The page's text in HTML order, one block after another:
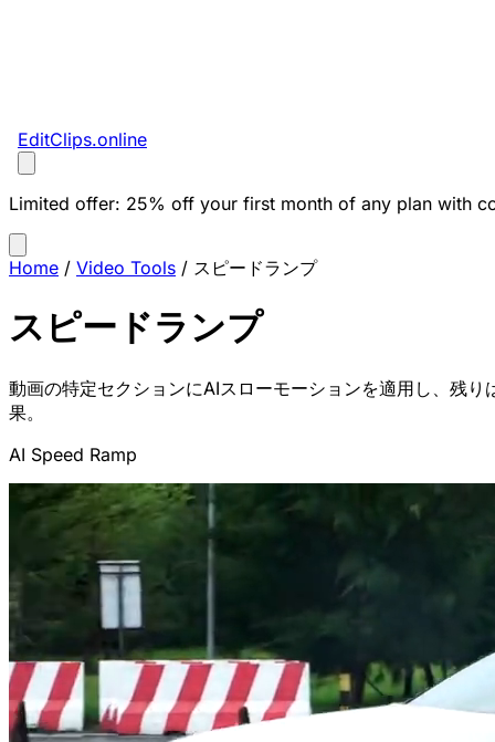
EditClips.online
Limited offer: 25% off your first month of any plan with
Home / Video Tools / スピードランプ
スピードランプ
動画の特定セクションにAIスローモーションを適用し、残
果。
AI Speed Ramp